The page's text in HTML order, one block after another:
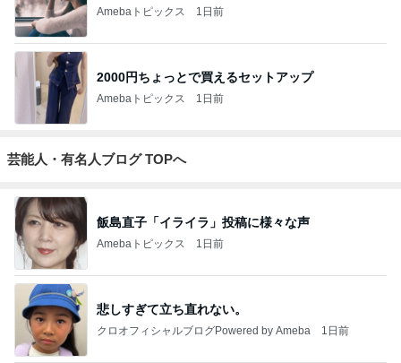
Amebaトピックス 1日前
2000円ちょっとで買えるセットアップ
Amebaトピックス 1日前
芸能人・有名人ブログ TOPへ
飯島直子「イライラ」投稿に様々な声
Amebaトピックス 1日前
悲しすぎて立ち直れない。
クロオフィシャルブログPowered by Ameba 1日前